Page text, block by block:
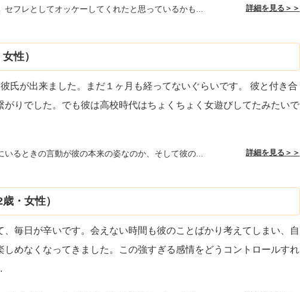
セフレとしてオッケーしてくれたと思っているかも... 詳細を見る＞＞
性）
氏が出来ました。まだ１ヶ月も経ってないぐらいです。 彼と付き合
がりでした。でも彼は高校時代はちょくちょく女遊びしてたみたいで
いるときの言動が彼の本来の姿なのか、そして彼の... 詳細を見る＞＞
・女性）
毎日が辛いです。会えない時間も彼のことばかり考えてしまい、自
しめなくなってきました。この強すぎる感情をどうコントロールすれ